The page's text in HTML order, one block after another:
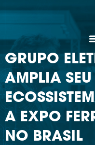
GRUPO
AMPLIA SEU
A EXPO
NO BRASIL